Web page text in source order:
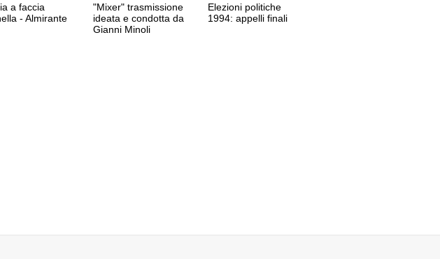
a faccia
- Almirante
"Mixer" trasmissione
ideata e condotta da
Gianni Minoli
Elezioni politiche
1994: appelli finali